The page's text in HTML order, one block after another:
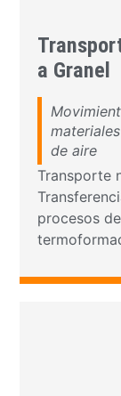
a Granel
de aire
Transporte
procesos